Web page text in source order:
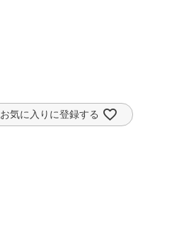
お気に入りに登録する